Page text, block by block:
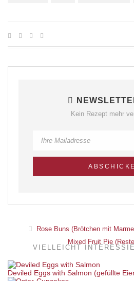
Kein Rezept mehr
Rose Buns (Brötchen mit
Mixed Fruit Pie
VIELLEICHT
Deviled Eggs with Salmon (gefüllte